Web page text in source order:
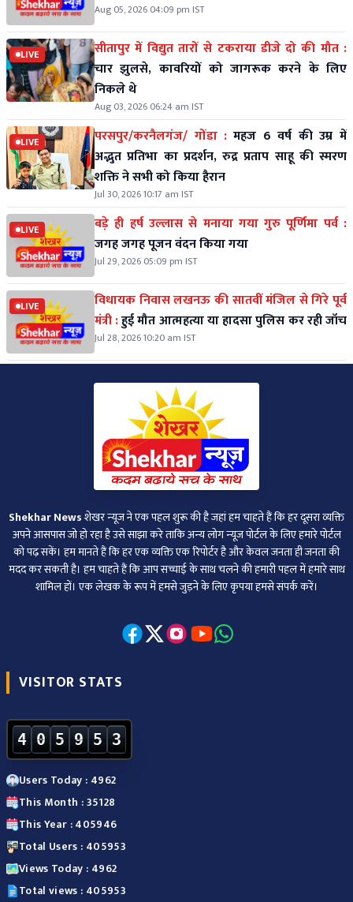
Aug 05, 2026 04:09 pm IST
LIVE
सीतापुर में विद्युत तारों से टकराया डीजे दो की मौत :
चार झुलसे, कावरियों को जागरूक करने के लिए
निकले थे
Aug 03, 2026 06:24 am IST
LIVE परसपुर/करनैलगंज/ गोंडा : महज 6 वर्ष की उम्र में
अद्भुत प्रतिभा का प्रदर्शन, रुद्र प्रताप साहू की स्मरण
शक्ति ने सभी को किया हैरान
Jul 30, 2026 10:17 am IST
LIVE
बड़े ही हर्ष उल्लास से मनाया गया गुरु पूर्णिमा पर्व :
जगह जगह पूजन वंदन किया गया
Jul 29, 2026 05:09 pm IST
LIVE
विधायक निवास लखनऊ की सातवीं मंजिल से गिरे पूर्व
मंत्री :हुई मौत आत्महत्या या हादसा पुलिस कर रही जॉच
Jul 28, 2026 10:20 am IST
Shekhar Newsशेखर न्‍यूज ने एक पहल शुरू की है जहां हम चाहते हैं कि हर दूसरा व्‍यक्ति
अपने आसपास जो हो रहा है उसे साझा करे ताकि अन्‍य लोग न्‍यूज पोर्टल के लिए हमारे पोर्टल
को पढ़ सकें। हम मानते हैं कि हर एक व्यक्ति एक रिपोर्टर है और केवल जनता ही जनता की
मदद कर सकती है। हम चाहते हैं कि आप सच्चाई के साथ चलने की हमारी पहल में हमारे साथ
शामिल हों। एक लेखक के रूप में हमसे जुड़ने के लिए कृपया हमसे संपर्क करें।
VISITOR STATS
4 0 5 9 5 3
Users Today : 4962
This Month : 35128
This Year : 405946
Total Users : 405953
Views Today : 4962
Total views : 405953